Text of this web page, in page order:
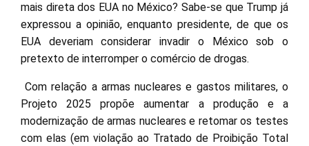
mais direta dos EUA no México? Sabe-se que Trump já
expressou a opinião, enquanto presidente, de que os
EUA deveriam considerar invadir o México sob o
pretexto de interromper o comércio de drogas.
Com relação a armas nucleares e gastos militares, o
Projeto 2025 propõe aumentar a produção e a
modernização de armas nucleares e retomar os testes
com elas (em violação ao Tratado de Proibição Total